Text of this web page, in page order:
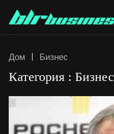
Дом Бизнес
Категория : Бизнес